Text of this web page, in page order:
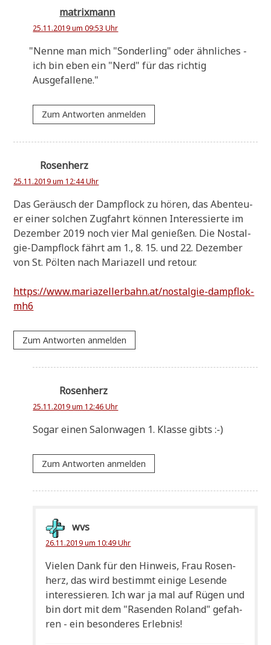
matrixmann
25.11.2019 um 09:53 Uhr
"Nen­ne man mich "Son­der­ling" oder ähn­li­ches -
ich bin eben ein "Nerd" für das rich­tig
Ausgefallene."
Zum Antworten anmelden
Rosenherz
25.11.2019 um 12:44 Uhr
Das Geräusch der Dampf­lock zu hören, das Aben­teu­
er einer sol­chen Zug­fahrt kön­nen Inter­es­sier­te im
Dezem­ber 2019 noch vier Mal genie­ßen. Die Nost­al­
gie-Dampf­lock fährt am 1., 8. 15. und 22. Dezem­ber
von St. Pöl­ten nach Maria­zell und retour.
https://www.mariazellerbahn.at/nostalgie-dampflok-
mh6
Zum Antworten anmelden
Rosenherz
25.11.2019 um 12:46 Uhr
Sogar einen Salon­wa­gen 1. Klas­se gibts :-)
Zum Antworten anmelden
wvs
26.11.2019 um 10:49 Uhr
Vie­len Dank für den Hin­weis, Frau Rosen­
herz, das wird bestimmt eini­ge Lesen­de
inter­es­sie­ren. Ich war ja mal auf Rügen und
bin dort mit dem "Rasen­den Roland" gefah­
ren - ein beson­de­res Erlebnis!